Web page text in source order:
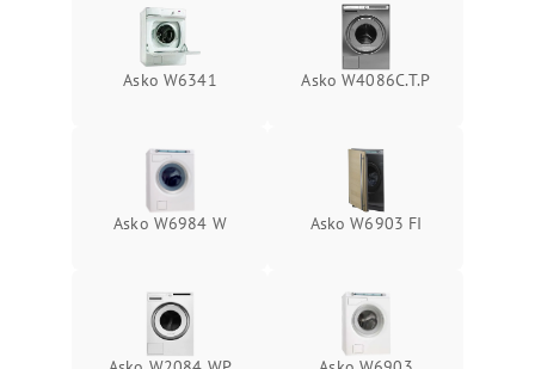
Asko W6341 Asko W4086C.T.P
Asko W6984 W Asko W6903 FI